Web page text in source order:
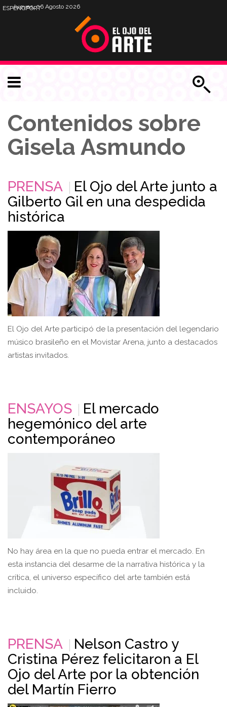
Jueves, 06 Agosto 2026
ESPENGPORT
Contenidos sobre
Gisela Asmundo
PRENSA
El Ojo del Arte junto a
Gilberto Gil en una despedida
histórica
El Ojo del Arte participó de la presentación del legendario
músico brasileño en el Movistar Arena, junto a destacados
artistas invitados.
ENSAYOS
El mercado
hegemónico del arte
contemporáneo
No hay área en la que no pueda entrar el mercado. En
esta instancia del desarme de la narrativa histórica y la
crítica, el universo específico del arte también está
incluido.
PRENSA
Nelson Castro y
Cristina Pérez felicitaron a El
Ojo del Arte por la obtención
del Martín Fierro